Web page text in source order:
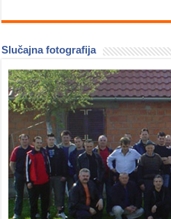
Slučajna fotografija